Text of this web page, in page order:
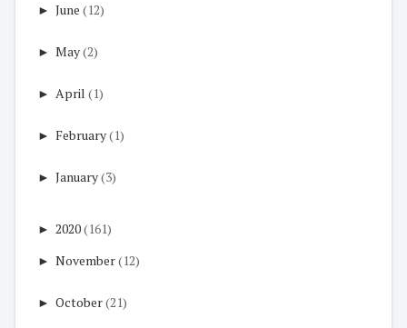
► June (12)
► May(2)
► April (1)
► February(1)
► January(3)
► 2020(161)
► November(12)
► October(21)